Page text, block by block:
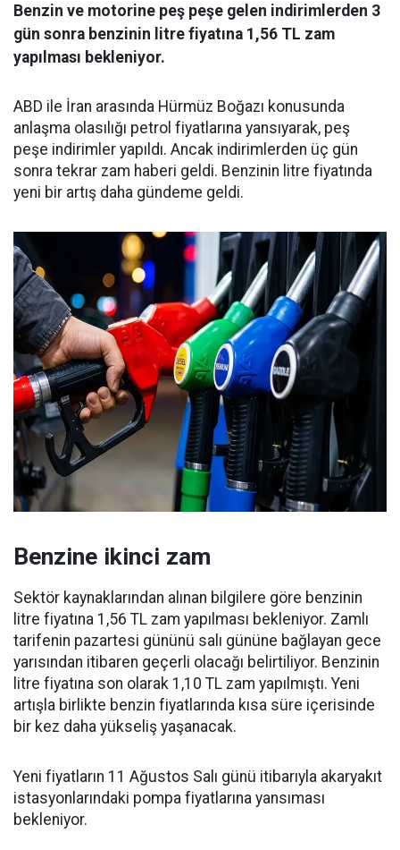
Benzin ve motorine peş peşe gelen indirimlerden 3
gün sonra benzinin litre fiyatına 1,56 TL zam
yapılması bekleniyor.
ABD ile İran arasında Hürmüz Boğazı konusunda
anlaşma olasılığı petrol fiyatlarına yansıyarak, peş
peşe indirimler yapıldı. Ancak indirimlerden üç gün
sonra tekrar zam haberi geldi. Benzinin litre fiyatında
yeni bir artış daha gündeme geldi.
Benzine ikinci zam
Sektör kaynaklarından alınan bilgilere göre benzinin
litre fiyatına 1,56 TL zam yapılması bekleniyor. Zamlı
tarifenin pazartesi gününü salı gününe bağlayan gece
yarısından itibaren geçerli olacağı belirtiliyor. Benzinin
litre fiyatına son olarak 1,10 TL zam yapılmıştı. Yeni
artışla birlikte benzin fiyatlarında kısa süre içerisinde
bir kez daha yükseliş yaşanacak.
Yeni fiyatların 11 Ağustos Salı günü itibarıyla akaryakıt
istasyonlarındaki pompa fiyatlarına yansıması
bekleniyor.